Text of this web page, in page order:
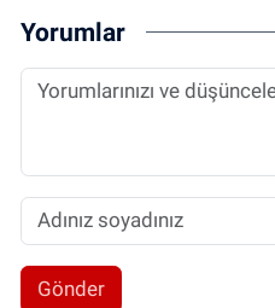
Yorumlar
Gönder